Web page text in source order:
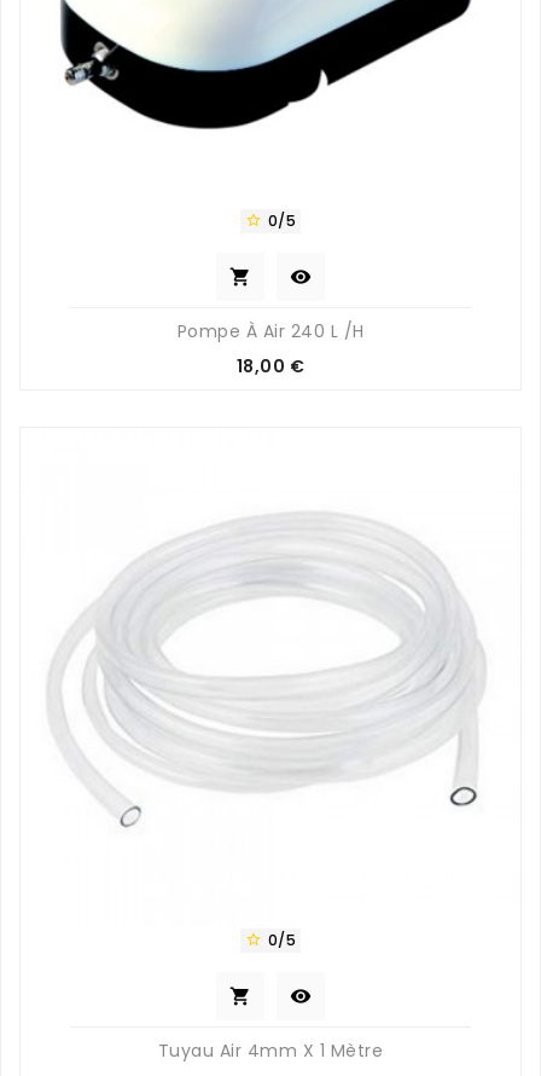
 0/5
 
Pompe À Air 240 L /H
Prix
18,00 €
 0/5
 
Tuyau Air 4mm X 1 Mètre